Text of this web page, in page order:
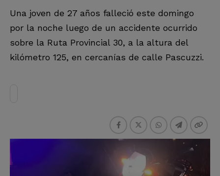
Una joven de 27 años falleció este domingo
por la noche luego de un accidente ocurrido
sobre la Ruta Provincial 30, a la altura del
kilómetro 125, en cercanías de calle Pascuzzi.